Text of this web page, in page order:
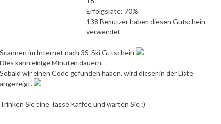
Erfolgsrate: 70%
138 Benutzer haben diesen Gutschein
verwendet
Scannen im Internet nach 3S-Ski Gutschein
Dies kann einige Minuten dauern.
Sobald wir einen Code gefunden haben, wird dieser in der Liste
angezeigt.
Trinken Sie eine Tasse Kaffee und warten Sie :)